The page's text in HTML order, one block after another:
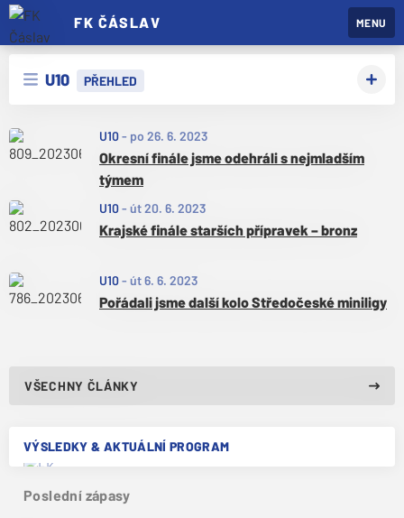
FK ČÁSLAV MENU
U10 PŘEHLED
U10- po 26. 6. 2023
Okresní finále jsme odehráli s nejmladším
týmem
U10- út 20. 6. 2023
Krajské finále starších přípravek – bronz
U10- út 6. 6. 2023
Pořádali jsme další kolo Středočeské miniligy
VŠECHNY ČLÁNKY
VÝSLEDKY & AKTUÁLNÍ PROGRAM
Poslední zápasy